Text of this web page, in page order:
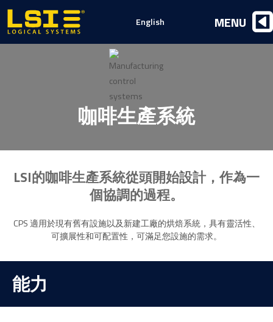
咖啡生產系統
LSI的咖啡生產系統從頭開始設計，作為一
個協調的過程。
CPS 適用於現有舊有設施以及新建工廠的烘焙系統，具有靈活性、
可擴展性和可配置性，可滿足您設施的需求。
能力
Logical
Systems,
Inc
English MENU